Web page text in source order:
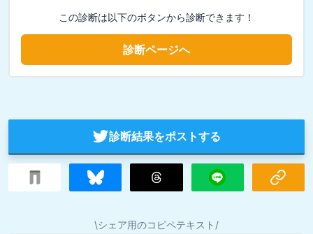
この診断は以下のボタンから診断できます！
診断ページへ
診断結果をポストする
\シェア用のコピペテキスト/